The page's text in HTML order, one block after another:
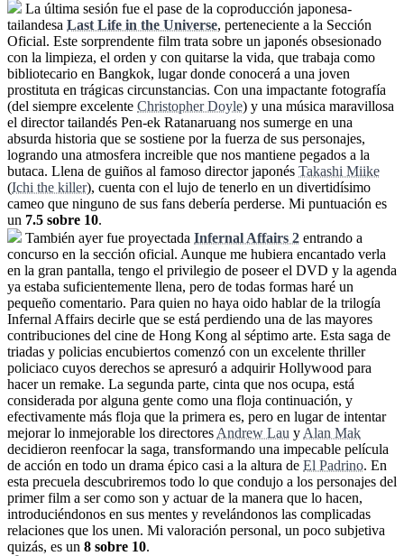
La última sesión fue el pase de la coproducción japonesa-
tailandesa Last Life in the Universe, perteneciente a la Sección
Oficial. Este sorprendente film trata sobre un japonés obsesionado
con la limpieza, el orden y con quitarse la vida, que trabaja como
bibliotecario en Bangkok, lugar donde conocerá a una joven
prostituta en trágicas circunstancias. Con una impactante fotografía
(del siempre excelente Christopher Doyle) y una música maravillosa
el director tailandés Pen-ek Ratanaruang nos sumerge en una
absurda historia que se sostiene por la fuerza de sus personajes,
logrando una atmosfera increible que nos mantiene pegados a la
butaca. Llena de guiños al famoso director japonés Takashi Miike
(Ichi the killer), cuenta con el lujo de tenerlo en un divertidísimo
cameo que ninguno de sus fans debería perderse. Mi puntuación es
un 7.5 sobre 10.
También ayer fue proyectada Infernal Affairs 2 entrando a
concurso en la sección oficial. Aunque me hubiera encantado verla
en la gran pantalla, tengo el privilegio de poseer el DVD y la agenda
ya estaba suficientemente llena, pero de todas formas haré un
pequeño comentario. Para quien no haya oido hablar de la trilogía
Infernal Affairs decirle que se está perdiendo una de las mayores
contribuciones del cine de Hong Kong al séptimo arte. Esta saga de
triadas y policias encubiertos comenzó con un excelente thriller
policiaco cuyos derechos se apresuró a adquirir Hollywood para
hacer un remake. La segunda parte, cinta que nos ocupa, está
considerada por alguna gente como una floja continuación, y
efectivamente más floja que la primera es, pero en lugar de intentar
mejorar lo inmejorable los directores Andrew Lau y Alan Mak
decidieron reenfocar la saga, transformando una impecable película
de acción en todo un drama épico casi a la altura de El Padrino. En
esta precuela descubriremos todo lo que condujo a los personajes del
primer film a ser como son y actuar de la manera que lo hacen,
introduciéndonos en sus mentes y revelándonos las complicadas
relaciones que los unen. Mi valoración personal, un poco subjetiva
quizás, es un 8 sobre 10.